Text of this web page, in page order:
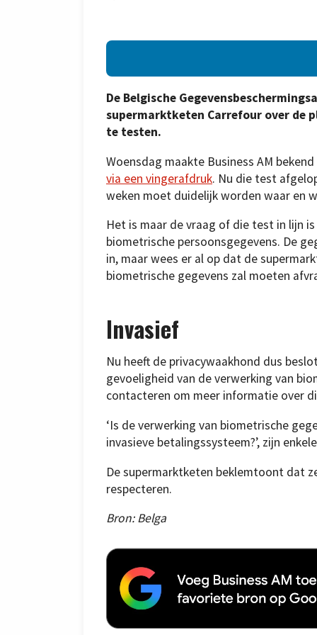
De Belgische
supermarktketen Carrefour over de
te testen.
Woensdag maakte Business AM
via een vingerafdruk. Nu die test
weken moet duidelijk worden waar en
Het is maar de vraag of die test in lijn
biometrische persoonsgegevens. De
in, maar wees er al op dat de
biometrische gegevens zal moeten
Invasief
Nu heeft de privacywaakhond dus
gevoeligheid van de verwerking van
contacteren om meer informatie over
‘Is de verwerking van biometrische
invasieve betalingssysteem?’, zijn
De supermarktketen beklemtoont dat
respecteren.
Bron: Belga